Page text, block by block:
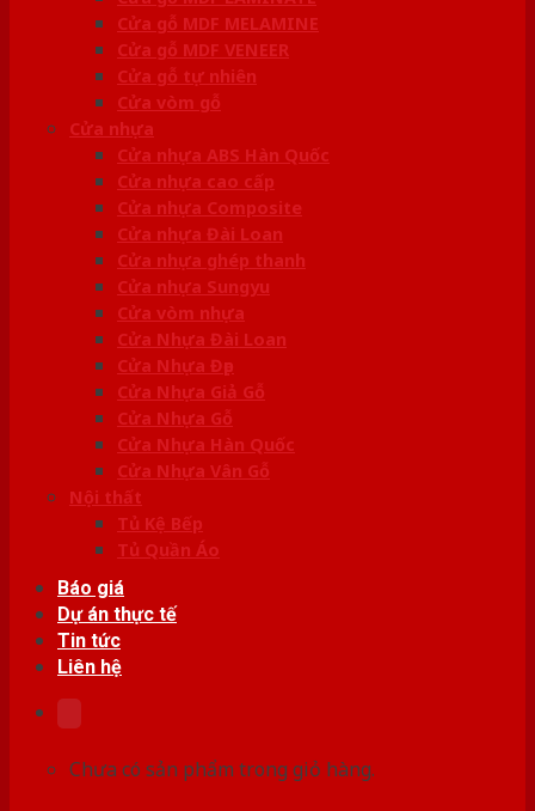
Cửa gỗ MDF MELAMINE
Cửa gỗ MDF VENEER
Cửa gỗ tự nhiên
Cửa vòm gỗ
Cửa nhựa
Cửa nhựa ABS Hàn Quốc
Cửa nhựa cao cấp
Cửa nhựa Composite
Cửa nhựa Đài Loan
Cửa nhựa ghép thanh
Cửa nhựa Sungyu
Cửa vòm nhựa
Cửa Nhựa Đài Loan
Cửa Nhựa Đẹp
Cửa Nhựa Giả Gỗ
Cửa Nhựa Gỗ
Cửa Nhựa Hàn Quốc
Cửa Nhựa Vân Gỗ
Nội thất
Tủ Kệ Bếp
Tủ Quần Áo
Báo giá
Dự án thực tế
Tin tức
Liên hệ
Chưa có sản phẩm trong giỏ hàng.